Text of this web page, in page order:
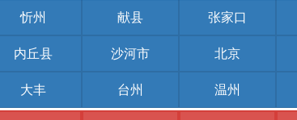
大丰 台州 温州
内丘县 沙河市 北京
忻州 献县 张家口